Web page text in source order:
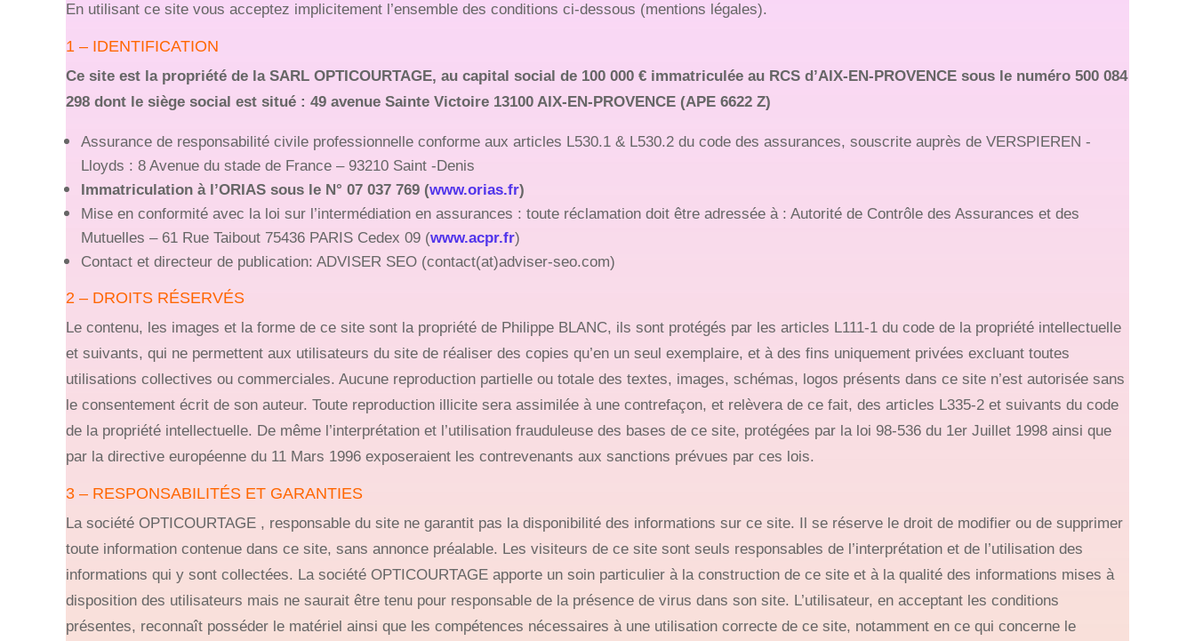
En utilisant ce site vous acceptez implicitement l’ensemble des conditions ci-dessous (mentions légales).
1 – IDENTIFICATION
Ce site est la propriété de la SARL OPTICOURTAGE, au capital social de 100 000 € immatriculée au RCS d’AIX-EN-PROVENCE sous le numéro 500 084
298 dont le siège social est situé : 49 avenue Sainte Victoire 13100 AIX-EN-PROVENCE (APE 6622 Z)
Assurance de responsabilité civile professionnelle conforme aux articles L530.1 & L530.2 du code des assurances, souscrite auprès de VERSPIEREN -
Lloyds : 8 Avenue du stade de France – 93210 Saint -Denis
Immatriculation à l’ORIAS sous le N° 07 037 769 (www.orias.fr)
Mise en conformité avec la loi sur l’intermédiation en assurances : toute réclamation doit être adressée à : Autorité de Contrôle des Assurances et des
Mutuelles – 61 Rue Taibout 75436 PARIS Cedex 09 (www.acpr.fr)
Contact et directeur de publication: ADVISER SEO (contact(at)adviser-seo.com)
2 – DROITS RÉSERVÉS
Le contenu, les images et la forme de ce site sont la propriété de Philippe BLANC, ils sont protégés par les articles L111-1 du code de la propriété intellectuelle
et suivants, qui ne permettent aux utilisateurs du site de réaliser des copies qu’en un seul exemplaire, et à des fins uniquement privées excluant toutes
utilisations collectives ou commerciales. Aucune reproduction partielle ou totale des textes, images, schémas, logos présents dans ce site n’est autorisée sans
le consentement écrit de son auteur. Toute reproduction illicite sera assimilée à une contrefaçon, et relèvera de ce fait, des articles L335-2 et suivants du code
de la propriété intellectuelle. De même l’interprétation et l’utilisation frauduleuse des bases de ce site, protégées par la loi 98-536 du 1er Juillet 1998 ainsi que
par la directive européenne du 11 Mars 1996 exposeraient les contrevenants aux sanctions prévues par ces lois.
3 – RESPONSABILITÉS ET GARANTIES
La société OPTICOURTAGE , responsable du site ne garantit pas la disponibilité des informations sur ce site. Il se réserve le droit de modifier ou de supprimer
toute information contenue dans ce site, sans annonce préalable. Les visiteurs de ce site sont seuls responsables de l’interprétation et de l’utilisation des
informations qui y sont collectées. La société OPTICOURTAGE apporte un soin particulier à la construction de ce site et à la qualité des informations mises à
disposition des utilisateurs mais ne saurait être tenu pour responsable de la présence de virus dans son site. L’utilisateur, en acceptant les conditions
présentes, reconnaît posséder le matériel ainsi que les compétences nécessaires à une utilisation correcte de ce site, notamment en ce qui concerne le